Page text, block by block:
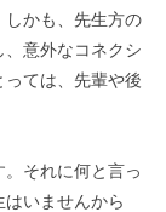
しかも、先生方の
意外なコネクシ
っては、先輩や後
それに何と言っ
いませんから